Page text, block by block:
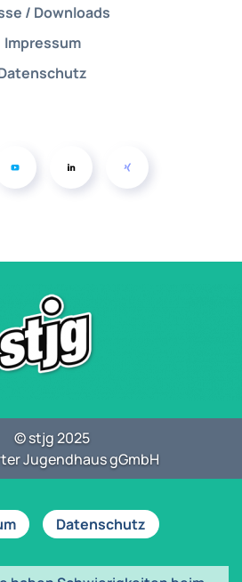
/ Downloads
Impressum
© stjg 2025
Jugendhaus gGmbH
Datenschutz